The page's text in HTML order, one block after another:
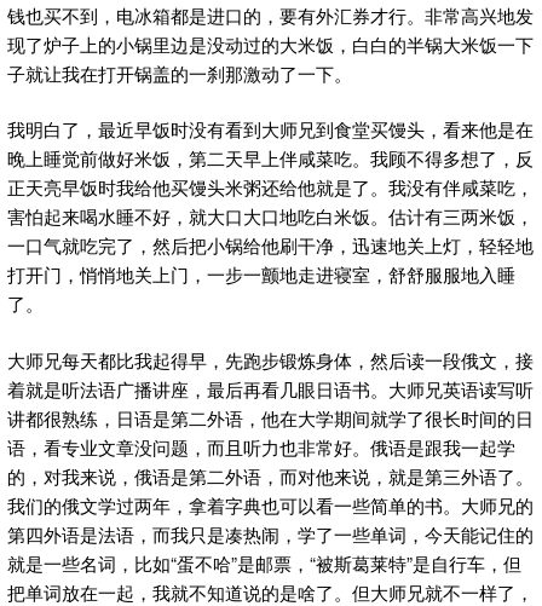
钱也买不到，电冰箱都是进口的，要有外汇券才行。非常高兴地发
现了炉子上的小锅里边是没动过的大米饭，白白的半锅大米饭一下
子就让我在打开锅盖的一刹那激动了一下。
我明白了，最近早饭时没有看到大师兄到食堂买馒头，看来他是在
晚上睡觉前做好米饭，第二天早上伴咸菜吃。我顾不得多想了，反
正天亮早饭时我给他买馒头米粥还给他就是了。我没有伴咸菜吃，
害怕起来喝水睡不好，就大口大口地吃白米饭。估计有三两米饭，
一口气就吃完了，然后把小锅给他刷干净，迅速地关上灯，轻轻地
打开门，悄悄地关上门，一步一颤地走进寝室，舒舒服服地入睡
了。
大师兄每天都比我起得早，先跑步锻炼身体，然后读一段俄文，接
着就是听法语广播讲座，最后再看几眼日语书。大师兄英语读写听
讲都很熟练，日语是第二外语，他在大学期间就学了很长时间的日
语，看专业文章没问题，而且听力也非常好。俄语是跟我一起学
的，对我来说，俄语是第二外语，而对他来说，就是第三外语了。
我们的俄文学过两年，拿着字典也可以看一些简单的书。大师兄的
第四外语是法语，而我只是凑热闹，学了一些单词，今天能记住的
就是一些名词，比如“蛋不哈”是邮票，“被斯葛莱特”是自行车，但
把单词放在一起，我就不知道说的是啥了。但大师兄就不一样了，